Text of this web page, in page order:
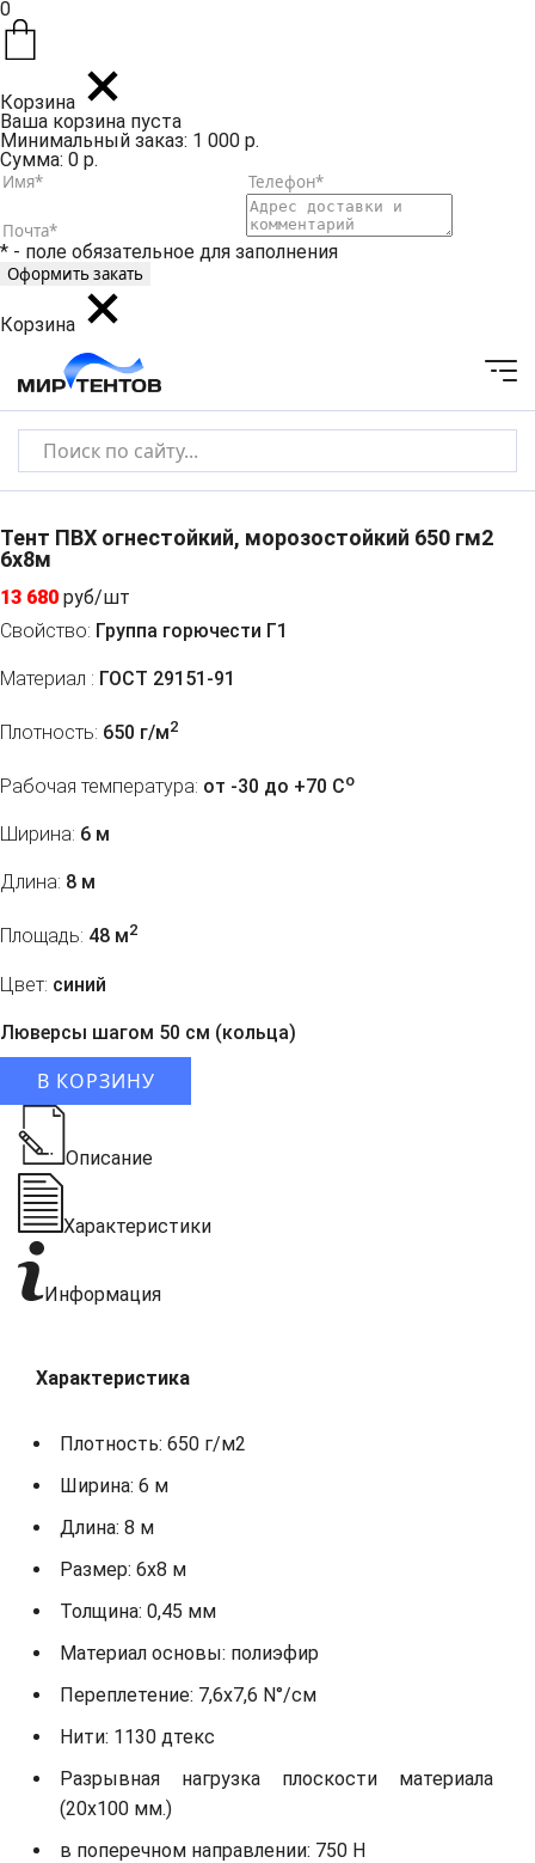
0
Корзина
Ваша корзина пуста
Минимальный заказ: 1 000 р.
Сумма: 0 р.
* - поле обязательное для заполнения
Корзина
Тент ПВХ огнестойкий, морозостойкий 650 гм2
6х8м
13 680 руб/шт
Свойство: Группа горючести Г1
Материал : ГОСТ 29151-91
Плотность: 650 г/м2
Рабочая температура: от -30 до +70 Co
Ширина: 6 м
Длина: 8 м
Площадь: 48 м2
Цвет: синий
Люверсы шагом 50 см (кольца)
В КОРЗИНУ
Описание
Характеристики
Информация
Характеристика
Плотность: 650 г/м2
Ширина: 6 м
Длина: 8 м
Размер: 6х8 м
Толщина: 0,45 мм
Материал основы: полиэфир
Переплетение: 7,6х7,6 N°/см
Нити: 1130 дтекс
Разрывная нагрузка плоскости материала
(20х100 мм.)
в поперечном направлении: 750 Н